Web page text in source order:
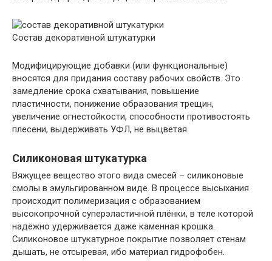
Состав декоративной штукатурки
Модифицирующие добавки (или функциональные)
вносятся для придания составу рабочих свойств. Это
замедление срока схватывания, повышение
пластичности, понижение образования трещин,
увеличение огнестойкости, способности противостоять
плесени, выдерживать УФЛ, не выцветая.
Силиконовая штукатурка
Вяжущее вещество этого вида смесей – силиконовые
смолы в эмульгированном виде. В процессе высыхания
происходит полимеризация с образованием
высокопрочной суперэластичной плёнки, в теле которой
надёжно удерживается даже каменная крошка.
Силиконовое штукатурное покрытие позволяет стенам
дышать, не отсыревая, ибо материал гидрофобен.